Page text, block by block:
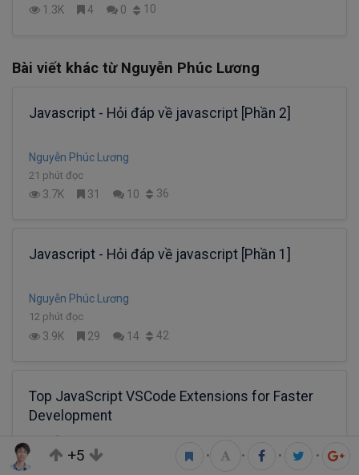
1.3K 4 0 10
Bài viết khác từ Nguyễn Phúc Lương
Javascript - Hỏi đáp về javascript [Phần 2]
Nguyễn Phúc Lương
21 phút đọc
3.7K 31 10 36
Javascript - Hỏi đáp về javascript [Phần 1]
Nguyễn Phúc Lương
12 phút đọc
3.9K 29 14 42
Top JavaScript VSCode Extensions for Faster
Development
6 phút đọc+5 • • • •